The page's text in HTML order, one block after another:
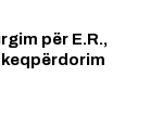
për E.R.,